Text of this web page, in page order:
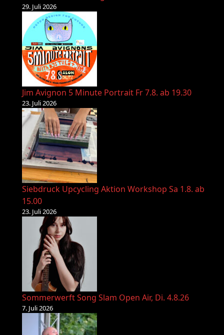
29. Juli 2026
Jim Avignon 5 Minute Portrait Fr 7.8. ab 19.30
23. Juli 2026
Siebdruck Upcycling Aktion Workshop Sa 1.8. ab
15.00
23. Juli 2026
Sommerwerft Song Slam Open Air, Di. 4.8.26
7. Juli 2026